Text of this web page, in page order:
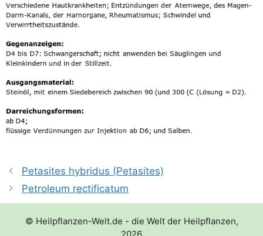
Petasites hybridus (Petasites)
Petroleum rectificatum
© Heilpflanzen-Welt.de - die Welt der Heilpflanzen,
2026